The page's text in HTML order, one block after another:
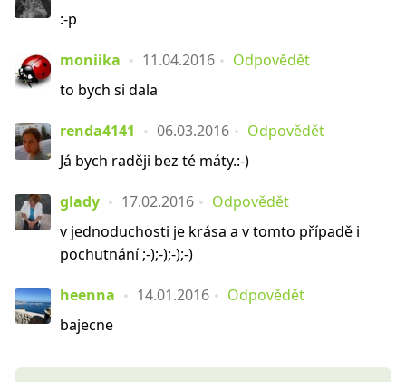
:-p
moniika 11.04.2016
Odpovědět
to bych si dala
renda4141 06.03.2016
Odpovědět
Já bych raději bez té máty.:-)
glady 17.02.2016
Odpovědět
v jednoduchosti je krása a v tomto případě i
pochutnání ;-);-);-);-)
heenna 14.01.2016
Odpovědět
bajecne